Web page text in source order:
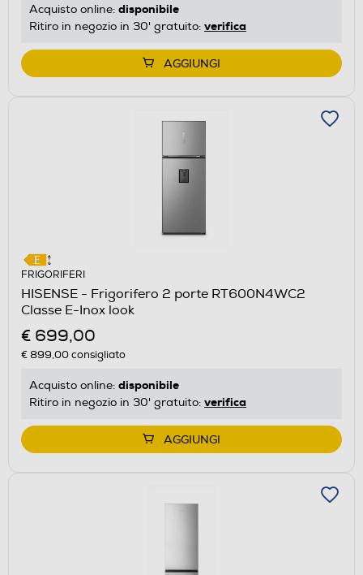
Acquisto online: disponibile
Ritiro in negozio in 30' gratuito: verifica
AGGIUNGI
FRIGORIFERI
HISENSE - Frigorifero 2 porte RT600N4WC2
Classe E-Inox look
€ 699,00
€ 899,00consigliato
Acquisto online: disponibile
Ritiro in negozio in 30' gratuito: verifica
AGGIUNGI